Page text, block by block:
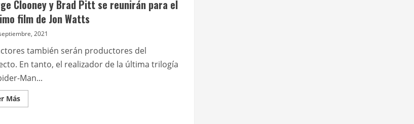
de
“The
Rookie”
a
Clooney y Brad Pitt se reunirán para el
film de Jon Watts
2021
también serán productores del
En tanto, el realizador de la última trilogía
Man...
MásLeer
más